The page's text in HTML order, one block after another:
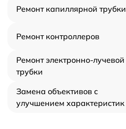
Ремонт капиллярной трубки
Ремонт контроллеров
Ремонт электронно-лучевой
трубки
Замена объективов с
улучшением характеристик